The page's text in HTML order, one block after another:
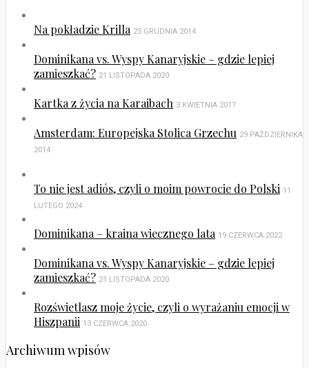
Na pokładzie Krilla 25 GRUDNIA 2014
Dominikana vs. Wyspy Kanaryjskie – gdzie lepiej
zamieszkać? 21 LISTOPADA 2020
Kartka z życia na Karaibach 3 KWIETNIA 2017
Amsterdam: Europejska Stolica Grzechu 29 PAŹDZIERNIKA
2014
To nie jest adiós, czyli o moim powrocie do Polski 11
LUTEGO 2024
Dominikana – kraina wiecznego lata 19 CZERWCA 2022
Dominikana vs. Wyspy Kanaryjskie – gdzie lepiej
zamieszkać? 21 LISTOPADA 2020
Rozświetlasz moje życie, czyli o wyrażaniu emocji w
Hiszpanii 13 CZERWCA 2020
Archiwum wpisów